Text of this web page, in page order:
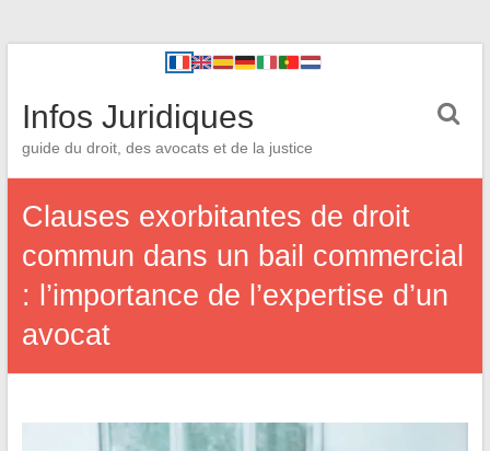
Infos Juridiques
guide du droit, des avocats et de la justice
Clauses exorbitantes de droit
commun dans un bail commercial
: l’importance de l’expertise d’un
avocat